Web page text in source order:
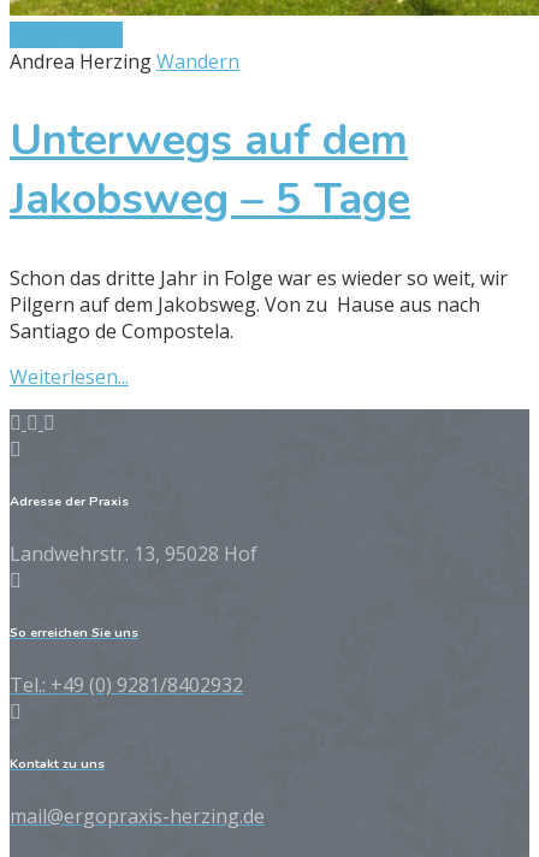
Andrea HerzingWandern
Unterwegs auf dem
Jakobsweg – 5 Tage
Schon das dritte Jahr in Folge war es wieder so weit, wir
Pilgern auf dem Jakobsweg. Von zu Hause aus nach
Santiago de Compostela.
Weiterlesen...
Adresse der Praxis
Landwehrstr. 13, 95028 Hof
So erreichen Sie uns
Tel.: +49 (0) 9281/8402932
Kontakt zu uns
mail@ergopraxis-herzing.de